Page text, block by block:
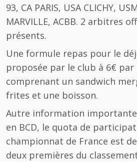
93, CA PARIS, USA CLICHY,
MARVILLE, ACBB. 2 arbitres
présents.
Une formule repas pour le
proposée par le club à 6€ par
comprenant un sandwich
frites et une boisson.
Autre information
en BCD, le quota de
championnat de France est
deux premières du